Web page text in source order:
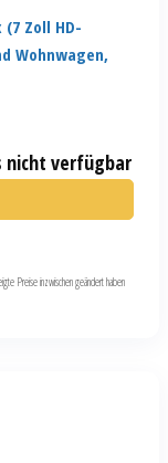
(7 Zoll HD-
Wohnwagen,
nicht verfügbar
Preise inzwischen geändert haben